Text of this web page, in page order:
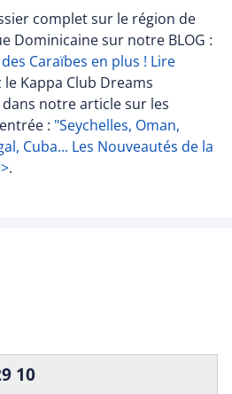
complet sur le région de
Dominicaine sur notre BLOG :
Caraïbes en plus ! Lire
le Kappa Club Dreams
notre article sur les
: "Seychelles, Oman,
Cuba... Les Nouveautés de la
.
10